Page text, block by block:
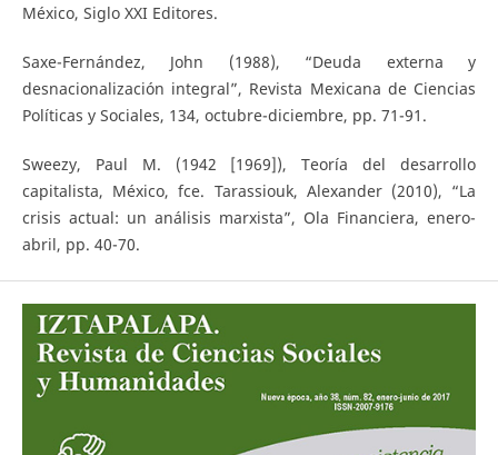
México, Siglo XXI Editores.
Saxe-Fernández, John (1988), “Deuda externa y
desnacionalización integral”, Revista Mexicana de Ciencias
Políticas y Sociales, 134, octubre-diciembre, pp. 71-91.
Sweezy, Paul M. (1942 [1969]), Teoría del desarrollo
capitalista, México, fce. Tarassiouk, Alexander (2010), “La
crisis actual: un análisis marxista”, Ola Financiera, enero-
abril, pp. 40-70.